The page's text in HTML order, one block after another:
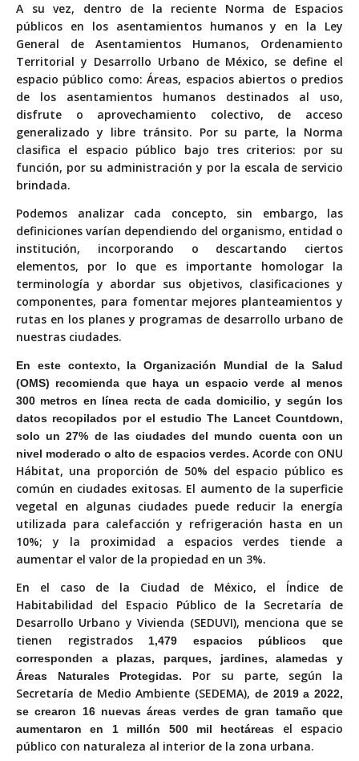
A su vez, dentro de la reciente Norma de Espacios
públicos en los asentamientos humanos y en la Ley
General de Asentamientos Humanos, Ordenamiento
Territorial y Desarrollo Urbano de México, se define el
espacio público como: Áreas, espacios abiertos o predios
de los asentamientos humanos destinados al uso,
disfrute o aprovechamiento colectivo, de acceso
generalizado y libre tránsito. Por su parte, la Norma
clasifica el espacio público bajo tres criterios: por su
función, por su administración y por la escala de servicio
brindada.
Podemos analizar cada concepto, sin embargo, las
definiciones varían dependiendo del organismo, entidad o
institución, incorporando o descartando ciertos
elementos, por lo que es importante homologar la
terminología y abordar sus objetivos, clasificaciones y
componentes, para fomentar mejores planteamientos y
rutas en los planes y programas de desarrollo urbano de
nuestras ciudades.
En este contexto, la Organización Mundial de la Salud
(OMS) recomienda que haya un espacio verde al menos
300 metros en línea recta de cada domicilio, y según los
datos recopilados por el estudio The Lancet Countdown,
solo un 27% de las ciudades del mundo cuenta con un
nivel moderado o alto de espacios verdes. Acorde con ONU
Hábitat, una proporción de 50% del espacio público es
común en ciudades exitosas. El aumento de la superficie
vegetal en algunas ciudades puede reducir la energía
utilizada para calefacción y refrigeración hasta en un
10%; y la proximidad a espacios verdes tiende a
aumentar el valor de la propiedad en un 3%.
En el caso de la Ciudad de México, el Índice de
Habitabilidad del Espacio Público de la Secretaría de
Desarrollo Urbano y Vivienda (SEDUVI), menciona que se
tienen registrados1,479 espacios públicos que
corresponden a plazas, parques, jardines, alamedas y
Áreas Naturales Protegidas.
Por su parte, según la
Secretaría de Medio Ambiente (SEDEMA), de 2019 a 2022,
se crearon 16 nuevas áreas verdes de gran tamaño que
aumentaron en 1 millón 500 mil hectáreas
el espacio
público con naturaleza al interior de la zona urbana.